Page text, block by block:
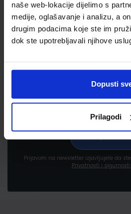
naše web-lokacije dijelimo s
medije, oglašavanje i analizu, a
drugim podacima koje ste im
dok ste upotrebljavali njihove
Dopusti
Prilagodi
proizvodima i uslugama,
Prijavom na newsletter izjavljujete da
Privatnosti i